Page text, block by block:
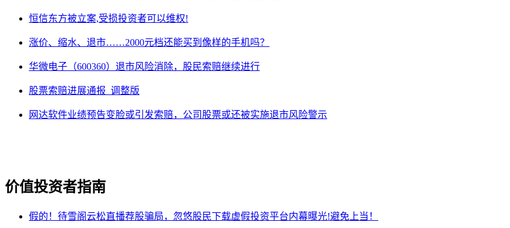
恒信东方被立案,受损投资者可以维权!
涨价、缩水、退市……2000元档还能买到像样的手机吗？
华微电子（600360）退市风险消除，股民索赔继续进行
股票索赔进展通报_调整版
网达软件业绩预告变脸或引发索赔，公司股票或还被实施退市风险警示
价值投资者指南
假的！待雪阁云松直播荐股骗局，忽悠股民下载虚假投资平台内幕曝光!避免上当！